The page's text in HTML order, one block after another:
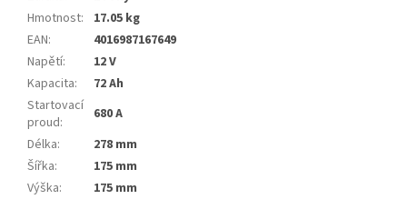
Hmotnost:
17.05 kg
EAN:
4016987167649
Napětí:
12 V
Kapacita:
72 Ah
Startovací
proud:
680 A
Délka:
278 mm
Šířka:
175 mm
Výška:
175 mm